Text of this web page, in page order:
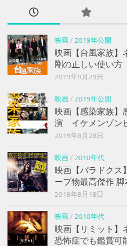
映画/ 2019年公開
映画【台風家族】
剛の正しい使い方
2019年9月29日
映画/ 2019年公開
映画【感染家族】
演 イケメンゾン
2019年8月28日
映画/ 2010年代
映画【パラドクス
ープ物最高傑作 脚
2019年8月18日
映画/ 2010年代
映画【リミット】
恐怖症でも鑑賞可